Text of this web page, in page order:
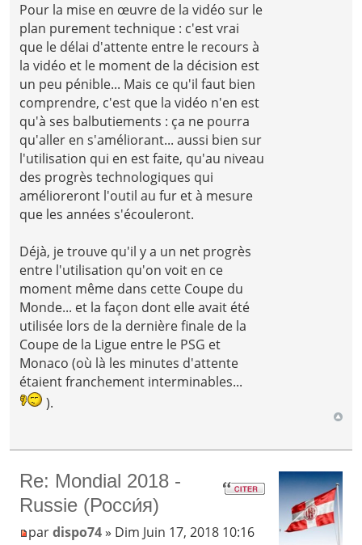
Pour la mise en œuvre de la vidéo sur le
plan purement technique : c'est vrai
que le délai d'attente entre le recours à
la vidéo et le moment de la décision est
un peu pénible... Mais ce qu'il faut bien
comprendre, c'est que la vidéo n'en est
qu'à ses balbutiements : ça ne pourra
qu'aller en s'améliorant... aussi bien sur
l'utilisation qui en est faite, qu'au niveau
des progrès technologiques qui
amélioreront l'outil au fur et à mesure
que les années s'écouleront.
Déjà, je trouve qu'il y a un net progrès
entre l'utilisation qu'on voit en ce
moment même dans cette Coupe du
Monde... et la façon dont elle avait été
utilisée lors de la dernière finale de la
Coupe de la Ligue entre le PSG et
Monaco (où là les minutes d'attente
étaient franchement interminables...
).
Re: Mondial 2018 -
Russie (Росси́я)
pardispo74» Dim Juin 17, 2018 10:16